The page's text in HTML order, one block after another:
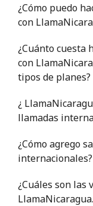
¿Cómo puedo
con
¿Cuánto cuesta
con
tipos de planes?
¿
llamadas
¿Cómo agrego
internacionales?
¿Cuáles son las